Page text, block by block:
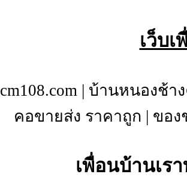
เว็บ
cm108.com | บ้านหนองช้า
คอขายส่ง ราคาถูก | ของ
เพื่อนบ้านเร